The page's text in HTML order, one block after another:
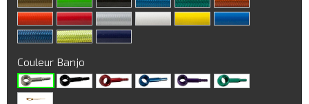
Couleur Banjo